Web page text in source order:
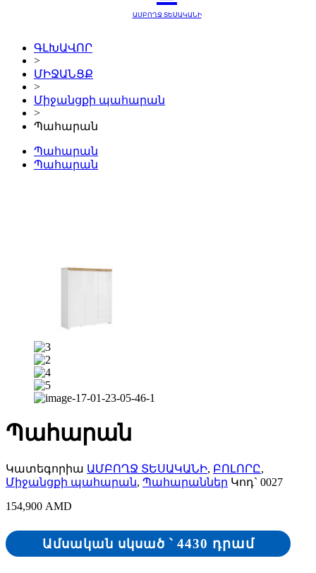
ԱՄԲՈՂՋ ՏԵՍԱԿԱՆԻ
ԳԼԽԱՎՈՐ
>
ՄԻՋԱՆՑՔ
>
Միջանցքի պահարան
>
Պահարան
Պահարան
Պահարան
Պահարան
Կատեգորիա ԱՄԲՈՂՋ ՏԵՍԱԿԱՆԻ, ԲՈԼՈՐԸ,
Միջանցքի պահարան, Պահարաններ Կոդ` 0027
154,900 AMD
Ամսական սկսած ՝ 4430 դրամ